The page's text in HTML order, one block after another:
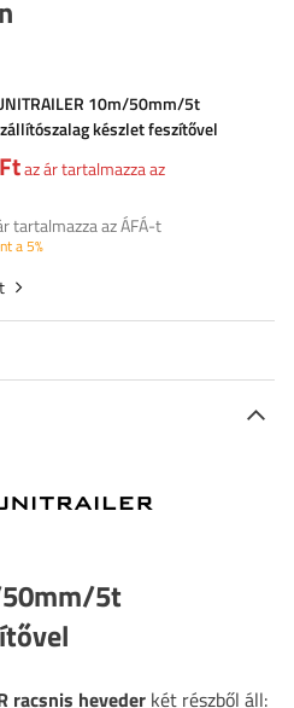
10m/50mm/5t
készlet feszítővel
az ár tartalmazza az
tartalmazza az ÁFÁ-t
a 5%
50mm/5t
racsnis heveder két részből áll: